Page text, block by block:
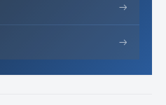
→
→